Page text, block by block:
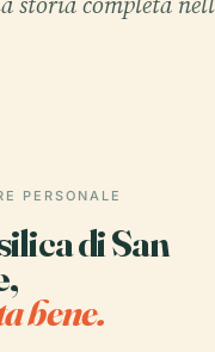
PERSONALE
di San
bene.